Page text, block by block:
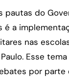
é a
nas
Esse
por parte